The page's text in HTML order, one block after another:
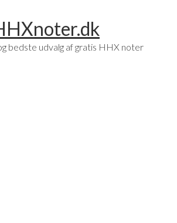
bedste udvalg af gratis HHX noter